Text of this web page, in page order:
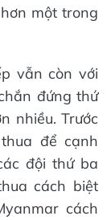
một trong
vẫn còn với
đứng thứ
nhiều. Trước
để cạnh
đội thứ ba
cách biệt
cách